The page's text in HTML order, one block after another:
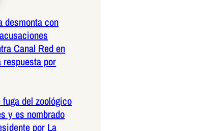
desmonta con
Canal Red en
respuesta por
del zoológico
y es nombrado
por La